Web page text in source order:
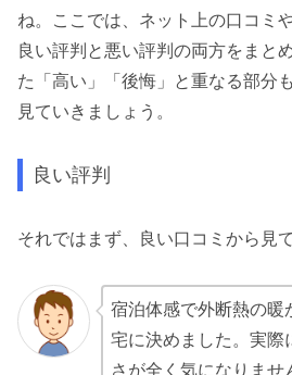
ね。ここでは、ネット上の口コミ
良い評判と悪い評判の両方をまと
た「高い」「後悔」と重なる部分
見ていきましょう。
良い評判
それではまず、良い口コミから見
宿泊体感で外断熱の暖
宅に決めました。実際
さが全く気になりませ